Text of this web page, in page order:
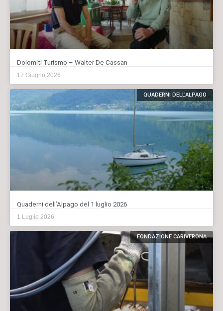
Dolomiti Turismo – Walter De Cassan
17 Giugno 2026
QUADERNI DELL'ALPAGO
Quaderni dell’Alpago del 1 luglio 2026
1 Luglio 2026
FONDAZIONE CARIVERONA